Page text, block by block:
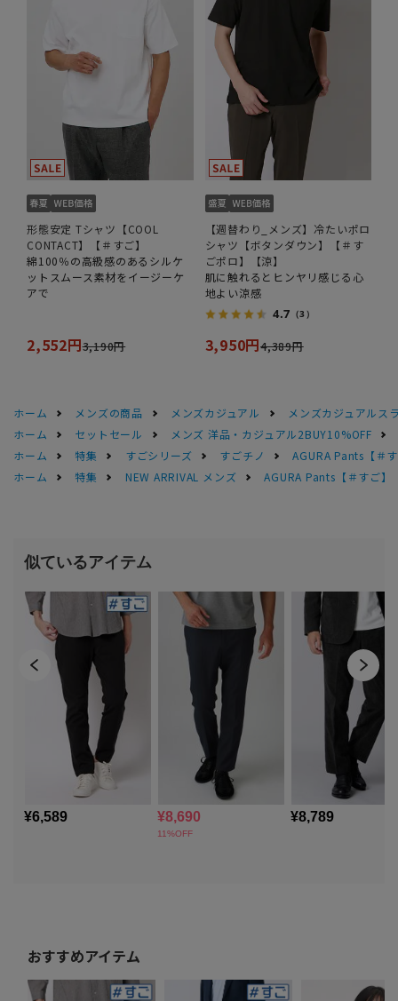
形態安定 Tシャツ【COOL
CONTACT】【＃すご】
綿100％の高級感のあるシルケ
ットスムース素材をイージーケ
アで
2,552円3,190円
【週替わり_メンズ】冷たいポロ
シャツ【ボタンダウン】【＃す
ごポロ】【涼】
肌に触れるとヒンヤリ感じる心
地よい涼感
4.7 （3）
3,950円4,389円
ホーム メンズの商品 メンズカジュアル
メンズカジュアルス
ホーム
セットセール
メンズ 洋品・カジュアル2BUY10%OFF
ホーム
特集 すごシリーズ すごチノ
AGURA Pants【＃
ホーム
特集 NEW ARRIVAL メンズ AGURA Pants【＃すご】